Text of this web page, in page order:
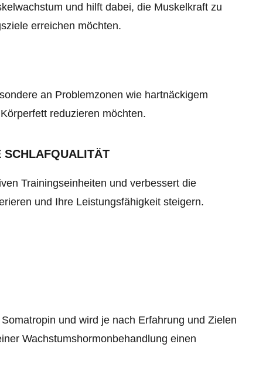
und hilft dabei, die Muskelkraft zu
erreichen möchten.
an Problemzonen wie hartnäckigem
reduzieren möchten.
SCHLAFQUALITÄT
Trainingseinheiten und verbessert die
und Ihre Leistungsfähigkeit steigern.
und wird je nach Erfahrung und Zielen
Wachstumshormonbehandlung einen